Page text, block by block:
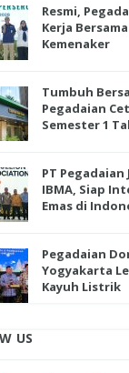
Resmi,
Kerja
Kemenaker
Tumbuh
Pegadaian
Semester 1
PT
IBMA, Siap
Emas di
Pegadaian
Yogyakarta
Kayuh Listrik
US